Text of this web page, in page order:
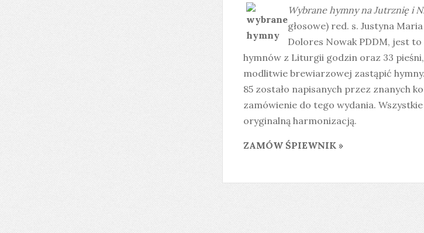
Wybrane hymny na Jutrznię i
głosowe) red. s. Justyna
Dolores Nowak PDDM, jest
hymnów z Liturgii godzin oraz 33
modlitwie brewiarzowej zastąpić
85 zostało napisanych przez znanych
zamówienie do tego wydania.
oryginalną harmonizacją.
ZAMÓW ŚPIEWNIK »